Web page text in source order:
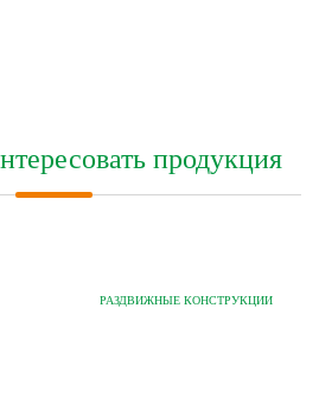
продукция
РАЗДВИЖНЫЕ КОНСТРУКЦИИ